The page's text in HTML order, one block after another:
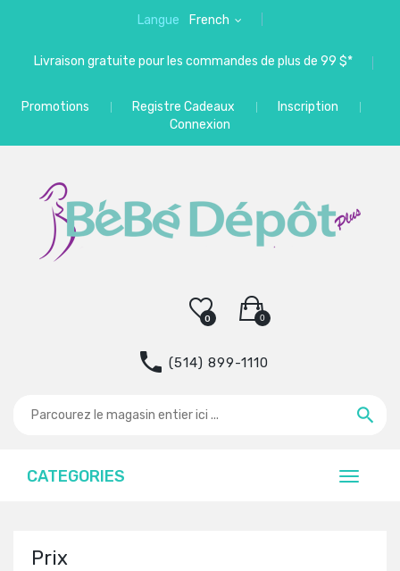
Langue French
Livraison gratuite pour les commandes de plus de 99 $*
Promotions Registre Cadeaux
Inscription
Connexion
0
0
(514) 899-1110
CATEGORIES
Prix